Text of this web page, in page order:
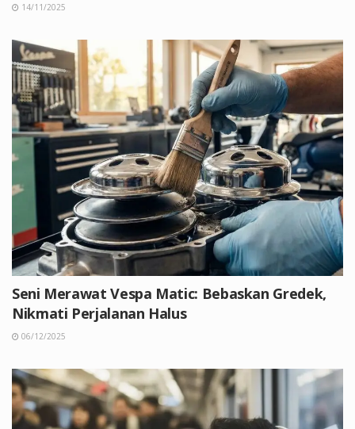
14/11/2025
Seni Merawat Vespa Matic: Bebaskan Gredek,
Nikmati Perjalanan Halus
06/12/2025